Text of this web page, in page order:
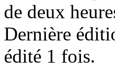
de deux
Dernière
édité 1 fois.